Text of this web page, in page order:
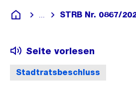
Deutsch
Blende alle Breadcrumbs ein
STRB Nr. 0867/
Stadtratsbeschluss
Seite vorlesen